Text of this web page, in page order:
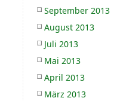
September 2013
August 2013
Juli 2013
Mai 2013
April 2013
März 2013